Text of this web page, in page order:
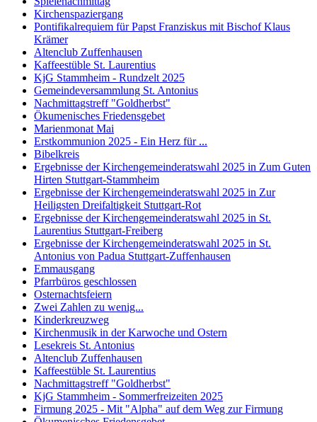
Kirchenspaziergang
Pontifikalrequiem für Papst Franziskus mit Bischof Klaus
Krämer
Altenclub Zuffenhausen
Kaffeestüble St. Laurentius
KjG Stammheim - Rundzelt 2025
Gemeindeversammlung St. Antonius
Nachmittagstreff "Goldherbst"
Ökumenisches Friedensgebet
Marienmonat Mai
Erstkommunion 2025 - Ein Herz für ...
Bibelkreis
Ergebnisse der Kirchengemeinderatswahl 2025 in Zum Guten
Hirten Stuttgart-Stammheim
Ergebnisse der Kirchengemeinderatswahl 2025 in Zur
Heiligsten Dreifaltigkeit Stuttgart-Rot
Ergebnisse der Kirchengemeinderatswahl 2025 in St.
Laurentius Stuttgart-Freiberg
Ergebnisse der Kirchengemeinderatswahl 2025 in St.
Antonius von Padua Stuttgart-Zuffenhausen
Emmausgang
Pfarrbüros geschlossen
Osternachtsfeiern
Zwei Zahlen zu wenig...
Kinderkreuzweg
Kirchenmusik in der Karwoche und Ostern
Lesekreis St. Antonius
Altenclub Zuffenhausen
Kaffeestüble St. Laurentius
Nachmittagstreff "Goldherbst"
KjG Stammheim - Sommerfreizeiten 2025
Firmung 2025 - Mit "Alpha" auf dem Weg zur Firmung